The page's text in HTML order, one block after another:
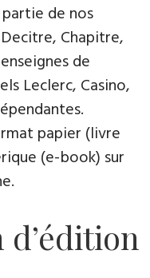
de nos
Chapitre,
de
Leclerc, Casino,
papier (livre
(e-book) sur